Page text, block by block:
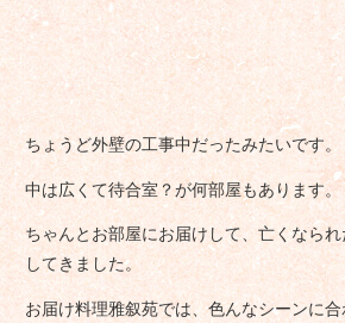
ちょうど外壁の工事中だったみたいです。
中は広くて待合室？が何部屋もあります。
ちゃんとお部屋にお届けして、亡くなら
してきました。
お届け料理雅叙苑では、色んなシーンに